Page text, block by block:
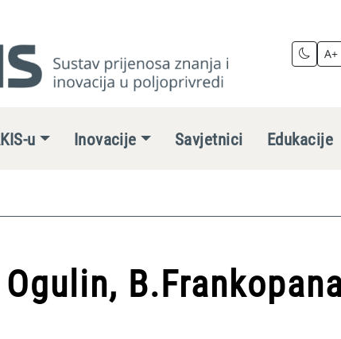
A+
u Inovacije Savjetnici Edukacije